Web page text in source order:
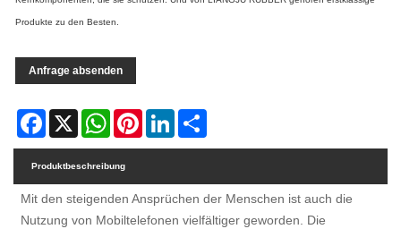
Produkte zu den Besten.
Anfrage absenden
Facebook WhatsAppPinterest LinkedIn
Produktbeschreibung
Mit den steigenden Ansprüchen der Menschen ist auch die
Nutzung von Mobiltelefonen vielfältiger geworden. Die